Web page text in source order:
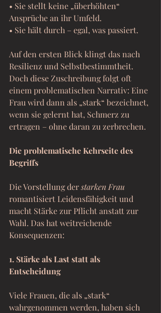
• Sie stellt keine „überhöhten“
Ansprüche an ihr Umfeld.
• Sie hält durch – egal, was passiert.
Auf den ersten Blick klingt das nach
Resilienz und Selbstbestimmtheit.
Doch diese Zuschreibung folgt oft
einem problematischen Narrativ: Eine
Frau wird dann als „stark“ bezeichnet,
wenn sie gelernt hat, Schmerz zu
ertragen – ohne daran zu zerbrechen.
Die problematische Kehrseite des
Begriffs
Die Vorstellung der starken Frau
romantisiert Leidensfähigkeit und
macht Stärke zur Pflicht anstatt zur
Wahl. Das hat weitreichende
Konsequenzen:
1. Stärke als Last statt als
Entscheidung
Viele Frauen, die als „stark“
wahrgenommen werden, haben sich